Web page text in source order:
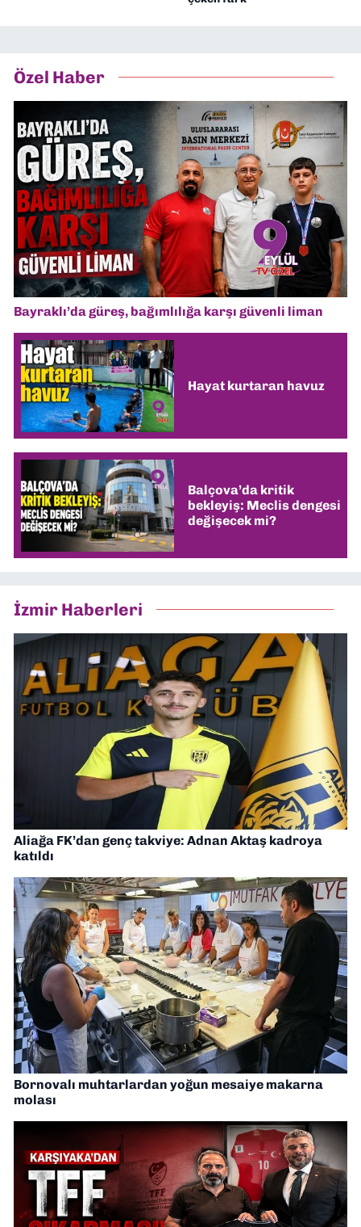
Özel Haber
Bayraklı’da güreş, bağımlılığa karşı güvenli liman
Hayat kurtaran havuz
Balçova’da kritik
bekleyiş: Meclis dengesi
değişecek mi?
İzmir Haberleri
Aliağa FK’dan genç takviye: Adnan Aktaş kadroya
katıldı
Bornovalı muhtarlardan yoğun mesaiye makarna
molası